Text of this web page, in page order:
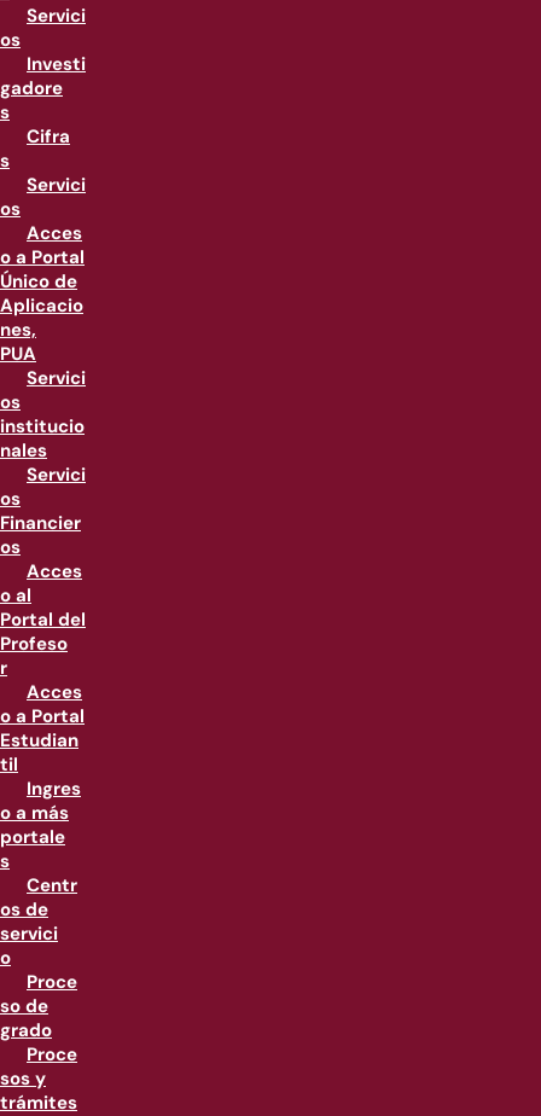
Servici
os
Investi
gadore
s
Cifra
s
Servici
os
Acces
o a Portal
Único de
Aplicacio
nes,
PUA
Servici
os
institucio
nales
Servici
os
Financier
os
Acces
o al
Portal del
Profeso
r
Acces
o a Portal
Estudian
til
Ingres
o a más
portale
s
Centr
os de
servici
o
Proce
so de
grado
Proce
sos y
trámites